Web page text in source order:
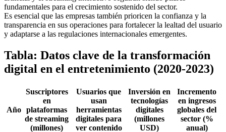
fundamentales para el crecimiento sostenido del sector.
Es esencial que las empresas también prioricen la confianza y la
transparencia en sus operaciones para fortalecer la lealtad del usuario
y adaptarse a las regulaciones internacionales emergentes.
Tabla: Datos clave de la transformación
digital en el entretenimiento (2020-2023)
Año
Suscriptores
en
plataformas
de streaming
(millones)
Usuarios que
usan
herramientas
digitales para
ver contenido
Inversión en
tecnologías
digitales
(millones
USD)
Incremento
en ingresos
globales del
sector (%
anual)